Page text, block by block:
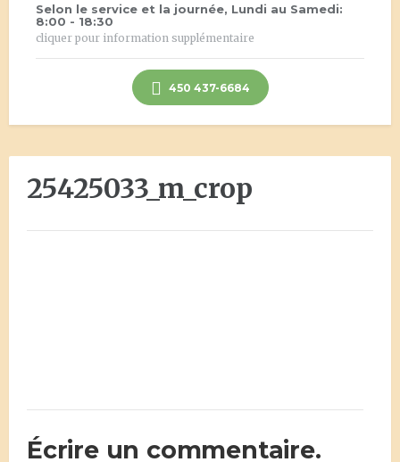
Selon le service et la journée, Lundi au Samedi:
8:00 - 18:30
cliquer pour information supplémentaire
450 437-6684
25425033_m_crop
Écrire un commentaire.